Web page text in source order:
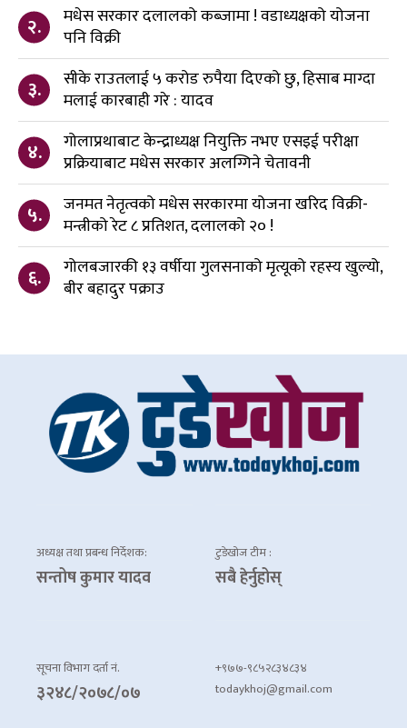
२.
मधेस सरकार दलालको कब्जामा ! वडाध्यक्षको योजना
पनि विक्री
३.
सीके राउतलाई ५ करोड रुपैया दिएको छु, हिसाब माग्दा
मलाई कारबाही गरे : यादव
४.
गोलाप्रथाबाट केन्द्राध्यक्ष नियुक्ति नभए एसइई परीक्षा
प्रक्रियाबाट मधेस सरकार अलग्गिने चेतावनी
५.
जनमत नेतृत्वको मधेस सरकारमा योजना खरिद विक्री-
मन्त्रीको रेट ८ प्रतिशत, दलालको २० !
६.
गोलबजारकी १३ वर्षीया गुलसनाको मृत्यूको रहस्य खुल्यो,
बीर बहादुर पक्राउ
अध्यक्ष तथा प्रबन्ध निर्देशक:
सन्तोष कुमार यादव
टुडेखोज टीम :
सबै हेर्नुहोस्
सूचना विभाग दर्ता नं.
३२४८/२०७८/०७
+९७७-९८५२८३४८३४
todaykhoj@gmail.com